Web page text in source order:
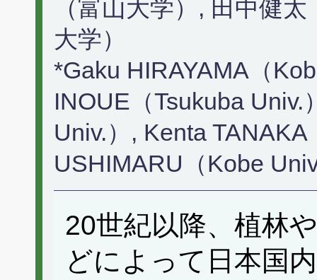
（富山大学）, 田中健
大学）
*Gaku HIRAYAMA（
INOUE（Tsukuba Univ.
Univ.）, Kenta
USHIMARU（Kobe
20世紀以降、植林
どによって日本国